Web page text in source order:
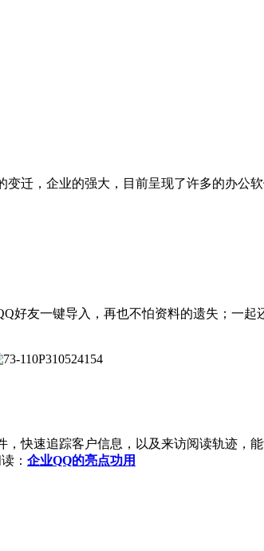
迁，企业的强大，目前呈现了许多的办公
友一键导入，再也不怕资料的遗失；一
快速追踪客户信息，以及来访阅读轨迹，
： 企业QQ的亮点功用